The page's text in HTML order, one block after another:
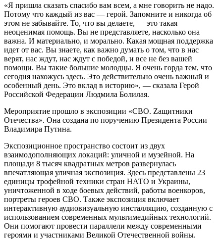
«Я пришла сказать спасибо вам всем, а мне говорить не надо.
Потому что каждый из вас — герой. Запомните и никогда об
этом не забывайте. То, что вы делаете, — это такая
неоценимая помощь. Вы не представляете, насколько она
важна. И материально, и морально. Какая мощная поддержка
идет от вас. Вы знаете, как важно думать о том, что в нас
верят, нас ждут, нас ждут с победой, и все не без вашей
помощи. Вы такие большие молодцы. Я очень горда тем, что
сегодня нахожусь здесь. Это действительно очень важный и
особенный день. Это вклад в историю», — сказала Герой
Российской Федерации Людмила Болилая.
Мероприятие прошло в экспозиции «СВО. Zащитники
Отечества». Она создана по поручению Президента России
Владимира Путина.
Экспозиционное пространство состоит из двух
взаимодополняющих локаций: уличной и музейной. На
площади 8 тысяч квадратных метров развернулась
впечатляющая уличная экспозиция. Здесь представлены 23
единицы трофейной техники стран НАТО и Украины,
уничтоженной в ходе боевых действий, работы военкоров,
портреты героев СВО. Также экспозиция включает
интерактивную аудиовизуальную инсталляцию, созданную с
использованием современных мультимедийных технологий.
Они помогают провести параллели между современными
героями и участниками Великой Отечественной войны.